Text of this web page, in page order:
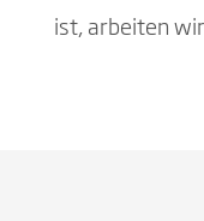
ist, arbeiten